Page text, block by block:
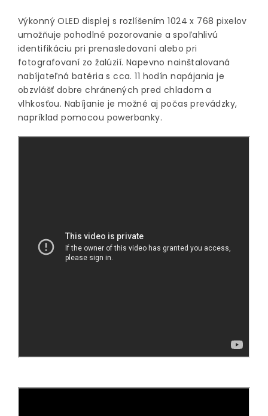
Výkonný OLED displej s rozlíšením 1024 x 768 pixelov
umožňuje pohodlné pozorovanie a spoľahlivú
identifikáciu pri prenasledovaní alebo pri
fotografovaní zo žalúzií. Napevno nainštalovaná
nabíjateľná batéria s cca. 11 hodín napájania je
obzvlášť dobre chránených pred chladom a
vlhkosťou. Nabíjanie je možné aj počas prevádzky,
napríklad pomocou powerbanky.